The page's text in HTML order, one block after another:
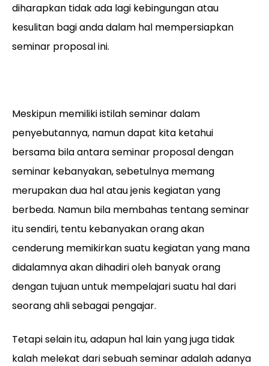
diharapkan tidak ada lagi kebingungan atau
kesulitan bagi anda dalam hal mempersiapkan
seminar proposal ini.
Meskipun memiliki istilah seminar dalam
penyebutannya, namun dapat kita ketahui
bersama bila antara seminar proposal dengan
seminar kebanyakan, sebetulnya memang
merupakan dua hal atau jenis kegiatan yang
berbeda. Namun bila membahas tentang seminar
itu sendiri, tentu kebanyakan orang akan
cenderung memikirkan suatu kegiatan yang mana
didalamnya akan dihadiri oleh banyak orang
dengan tujuan untuk mempelajari suatu hal dari
seorang ahli sebagai pengajar.
Tetapi selain itu, adapun hal lain yang juga tidak
kalah melekat dari sebuah seminar adalah adanya